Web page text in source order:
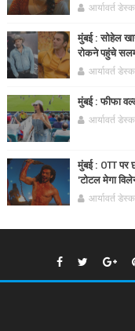
आर्यावर्त डेस्क
मुंबई : सोहेल
रोकने पहुंचे
आर्यावर्त डेस्क
मुंबई : फीफा
आर्यावर्त डेस्क
मुंबई : OTT पर
'टोटल मेगा
आर्यावर्त डेस्क